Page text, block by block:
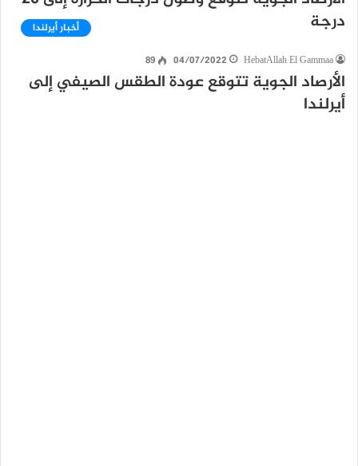
درجة
أخبار أيرلندا
HebatAllah El Gammaa
04/07/2022
89
الأرصاد الجوية تتوقع عودة الطقس الصيفي إلى
أيرلندا